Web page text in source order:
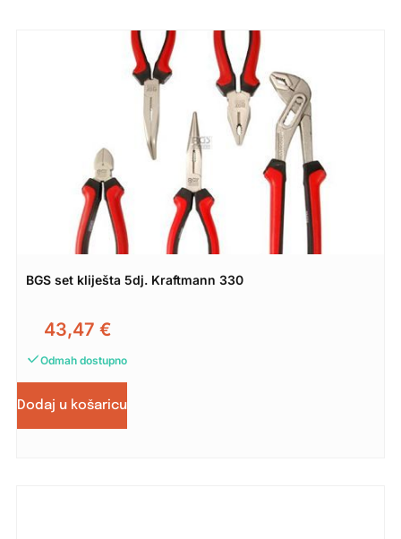
BGS set kliješta 5dj. Kraftmann 330
43,47 €
Odmah dostupno
Dodaj u košaricu